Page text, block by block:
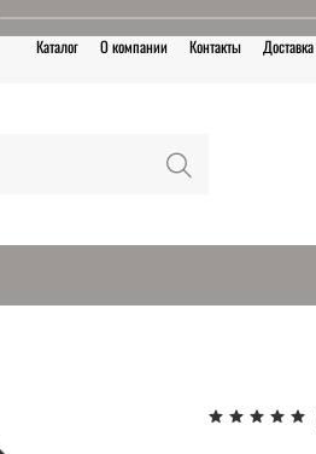
Каталог О компании Контакты Доставка